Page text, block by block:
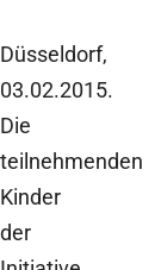
Düsseldorf,
03.02.2015.
Die
teilnehmenden
Kinder
der